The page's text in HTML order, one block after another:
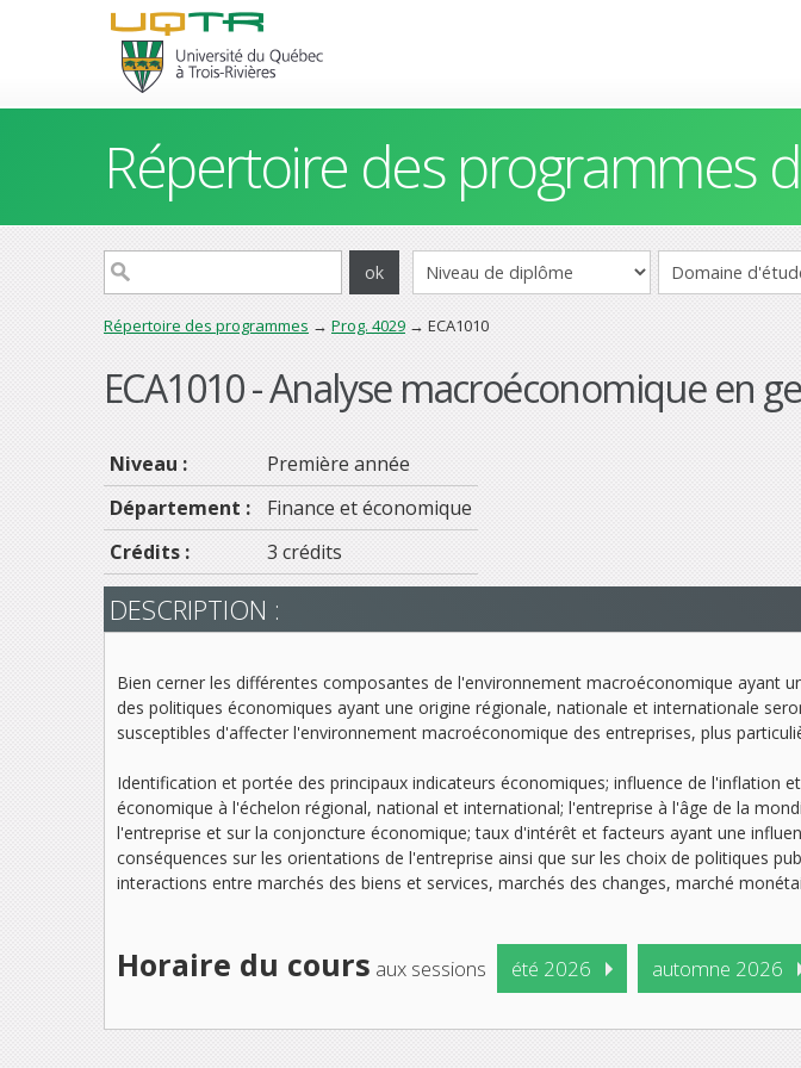
Répertoire des programmes
Répertoire des programmes → Prog. 4029 → ECA1010
ECA1010 - Analyse macroéconomique en
Niveau :
Première année
Département :
Finance et économique
Crédits :
3 crédits
DESCRIPTION :
Bien cerner les différentes composantes de l'environnement macroéconomique ayant
des politiques économiques ayant une origine régionale, nationale et internationale
susceptibles d'affecter l'environnement macroéconomique des entreprises, plus
Identification et portée des principaux indicateurs économiques; influence de l'inflation
économique à l'échelon régional, national et international; l'entreprise à l'âge de la
l'entreprise et sur la conjoncture économique; taux d'intérêt et facteurs ayant une
conséquences sur les orientations de l'entreprise ainsi que sur les choix de politiques
interactions entre marchés des biens et services, marchés des changes, marché
Horaire du cours aux sessions été 2026 automne 2026